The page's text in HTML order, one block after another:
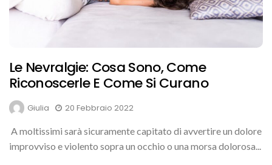
Le Nevralgie: Cosa Sono, Come
Riconoscerle E Come Si Curano
Giulia
20 Febbraio 2022
A moltissimi sarà sicuramente capitato di avvertire un dolore
improvviso e violento sopra un occhio o una morsa dolorosa...